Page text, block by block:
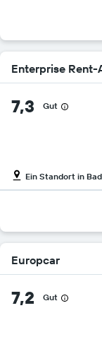
Enterprise Rent-
7,3 Gut
Ein Standort in
Europcar
7,2 Gut